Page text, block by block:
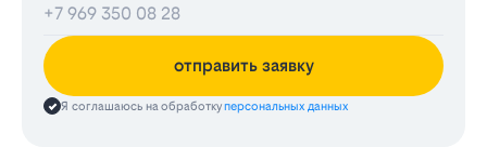
отправить заявку
Я соглашаюсь на обработкуперсональных данных